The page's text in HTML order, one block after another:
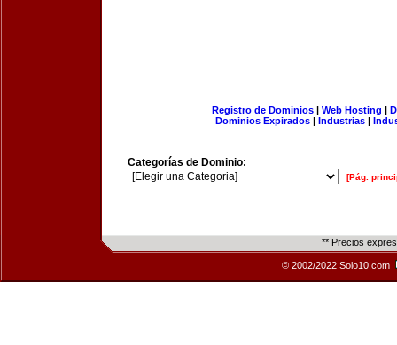
Registro de Dominios| Web Hosting |
Dominios Expirados | Industrias |
Categorías de Dominio:
[Pág.
** Precios
© 2002/2022 Solo10.com